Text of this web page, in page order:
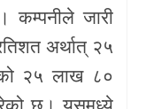
कम्पनीले जारी
अर्थात् २५
२५ लाख ८०